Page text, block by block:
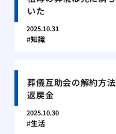
いた
2025.10.31
知識
葬儀互助会の解約方
返戻金
2025.10.30
生活